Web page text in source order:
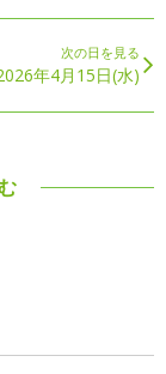
次の日を見る
年4月15日(水)